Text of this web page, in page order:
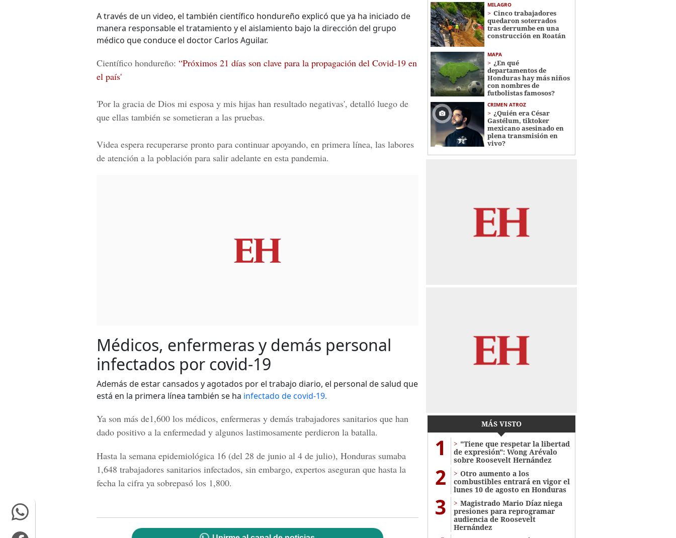
A través de un video, el también científico hondureño explicó que ya ha iniciado de
manera responsable el tratamiento y el aislamiento bajo la dirección del grupo
médico que conduce el doctor Carlos Aguilar.
Científico hondureño: “Próximos 21 días son clave para la propagación del Covid-19 en
el país'
'Por la gracia de Dios mi esposa y mis hijas han resultado negativas', detalló luego de
que ellas también se sometieran a las pruebas.
Videa espera recuperarse pronto para continuar apoyando, en primera línea, las labores
de atención a la población para salir adelante en esta pandemia.
Médicos, enfermeras y demás personal
infectados por covid-19
Además de estar cansados y agotados por el trabajo diario, el personal de salud que
está en la primera línea también se ha infectado de covid-19.
Ya son más de1,600 los médicos, enfermeras y demás trabajadores sanitarios que han
dado positivo a la enfermedad y algunos lastimosamente perdieron la batalla.
Hasta la semana epidemiológica 16 (del 28 de junio al 4 de julio), Honduras sumaba
1,648 trabajadores sanitarios infectados, sin embargo, expertos aseguran que hasta la
fecha la cifra ya sobrepasó los 1,800.
MILAGRO
Cinco trabajadores
quedaron soterrados
tras derrumbe en una
construcción en Roatán
MAPA
¿En qué
departamentos de
Honduras hay más niños
con nombres de
futbolistas famosos?
CRIMEN ATROZ
¿Quién era César
Gastélum, tiktoker
mexicano asesinado en
plena transmisión en
vivo?
MÁS VISTO
1
"Tiene que respetar la libertad
de expresión": Wong Arévalo
sobre Roosevelt Hernández
2
Otro aumento a los
combustibles entrará en vigor el
lunes 10 de agosto en Honduras
3
Magistrado Mario Díaz niega
presiones para reprogramar
audiencia de Roosevelt
Hernández